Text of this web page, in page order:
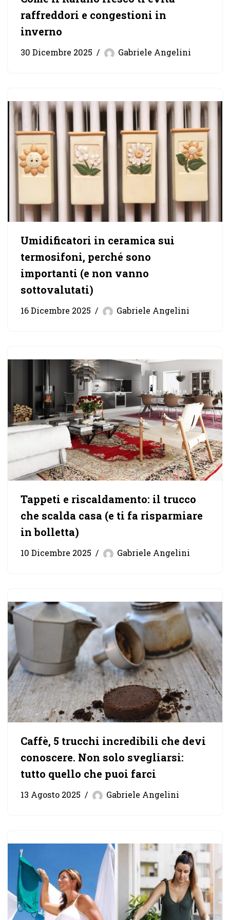
raffreddori e congestioni in
inverno
30 Dicembre 2025 Gabriele Angelini
Umidificatori in ceramica sui
termosifoni, perché sono
importanti (e non vanno
sottovalutati)
16 Dicembre 2025 Gabriele Angelini
Tappeti e riscaldamento: il trucco
che scalda casa (e ti fa risparmiare
in bolletta)
10 Dicembre 2025 Gabriele Angelini
Caffè, 5 trucchi incredibili che devi
conoscere. Non solo svegliarsi:
tutto quello che puoi farci
13 Agosto 2025 Gabriele Angelini